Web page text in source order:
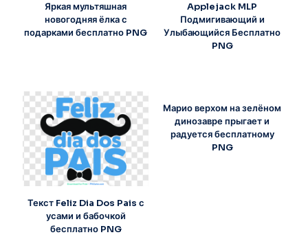
Яркая мультяшная
новогодняя ёлка с
подарками бесплатно PNG
Applejack MLP
Подмигивающий и
Улыбающийся Бесплатно
PNG
Текст Feliz Dia Dos Pais с
усами и бабочкой
бесплатно PNG
Марио верхом на зелёном
динозавре прыгает и
радуется бесплатному
PNG